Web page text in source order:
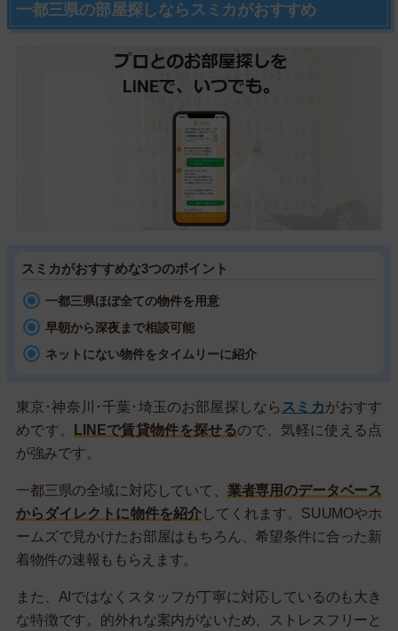
一都三県の部屋探しならスミカがおすすめ
スミカがおすすめな3つのポイント
一都三県ほぼ全ての物件を用意
早朝から深夜まで相談可能
ネットにない物件をタイムリーに紹介
東京･神奈川･千葉･埼玉のお部屋探しなら スミカがおすす
めです。
LINEで賃貸物件を探せるので、気軽に使える点
が強みです。
一都三県の全域に対応していて、 業者専用のデータベース
からダイレクトに物件を紹介してくれます。SUUMOやホ
ームズで見かけたお部屋はもちろん、希望条件に合った新
着物件の速報ももらえます。
また、AIではなくスタッフが丁寧に対応しているのも大き
な特徴です。的外れな案内がないため、ストレスフリーと